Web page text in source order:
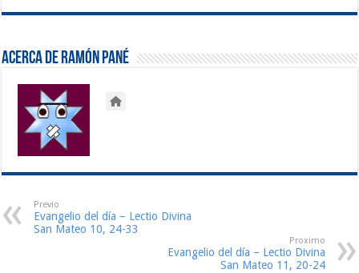
Acerca de Ramón Pané
Previo
Evangelio del día – Lectio Divina
San Mateo 10, 24-33
Proximo
Evangelio del día – Lectio Divina
San Mateo 11, 20-24